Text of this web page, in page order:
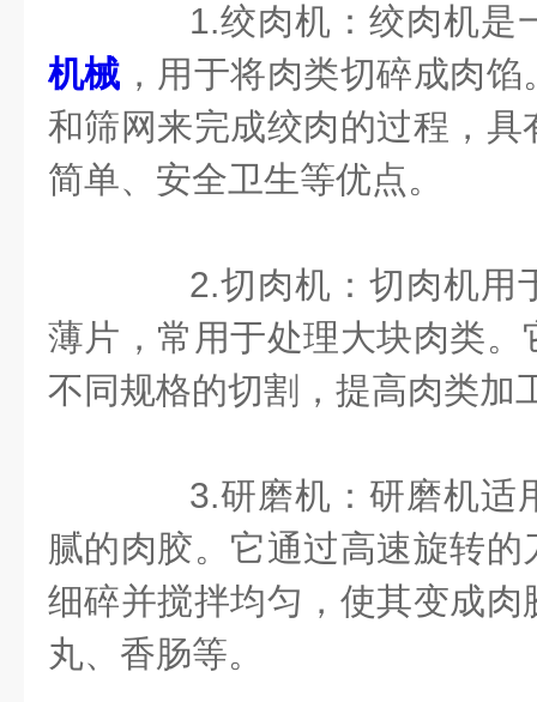
1.绞肉机：绞肉机是
机械 ，用于将肉类切碎成肉
和筛网来完成绞肉的过程，
简单、安全卫生等优点。
2.切肉机：切肉机用
薄片，常用于处理大块肉类
不同规格的切割，提高肉类加
3.研磨机：研磨机适
腻的肉胶。它通过高速旋转
细碎并搅拌均匀，使其变成
丸、香肠等。